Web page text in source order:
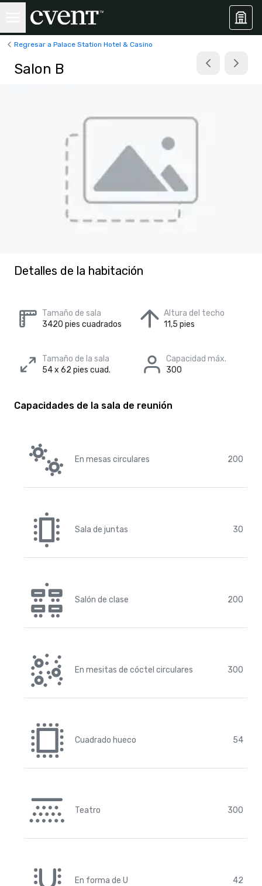
Regresar a Palace Station Hotel & Casino
Salon B
Detalles de la habitación
Tamaño de sala
3420 pies cuadrados
Altura del techo
11,5 pies
Tamaño de la sala
54 x 62 pies cuad.
Capacidad máx.
300
Capacidades de la sala de reunión
En mesas circulares 200
Sala de juntas 30
Salón de clase 200
En mesitas de cóctel circulares 300
Cuadrado hueco 54
Teatro 300
En forma de U 42